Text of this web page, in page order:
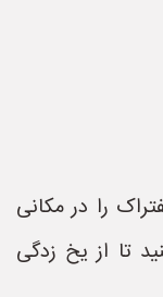
را در مکانی
تا از یخ زدگی